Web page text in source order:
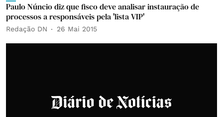
Paulo Núncio diz que fisco deve analisar instauração de
processos a responsáveis pela 'lista VIP'
Redação DN 26 Mai 2015